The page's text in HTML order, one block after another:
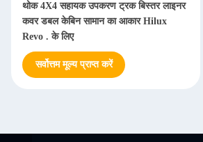
थोक 4X4 सहायक उपकरण ट्रक बिस्तर लाइनर
कवर डबल केबिन सामान का आकार Hilux
Revo . के लिए
सर्वोत्तम मूल्य प्राप्त करें